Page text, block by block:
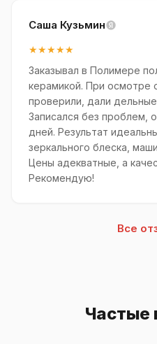
Саша Кузьмин
★★★★★
Заказывал в Полимере
керамикой. При осмотре
проверили, дали
Записался без проблем,
дней. Результат
зеркального блеска,
Цены адекватные, а
Рекомендую!
Все
Частые